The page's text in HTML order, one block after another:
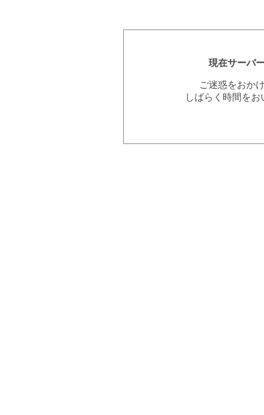
現在サーバ
ご迷惑をおか
しばらく時間を